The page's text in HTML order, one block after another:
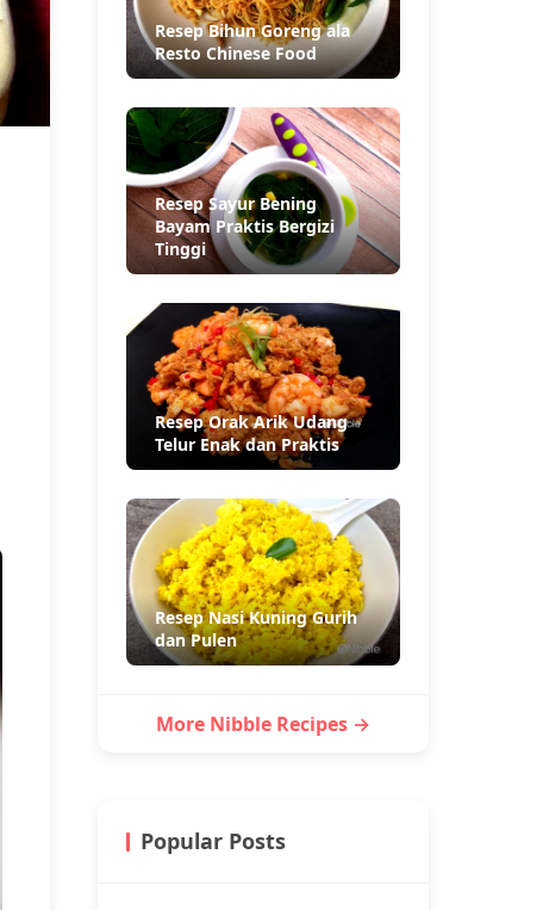
Resep Bihun Goreng ala
Resto Chinese Food
Resep Sayur Bening
Bayam Praktis Bergizi
Tinggi
Resep Orak Arik Udang
Telur Enak dan Praktis
Resep Nasi Kuning Gurih
dan Pulen
More Nibble Recipes →
Popular Posts